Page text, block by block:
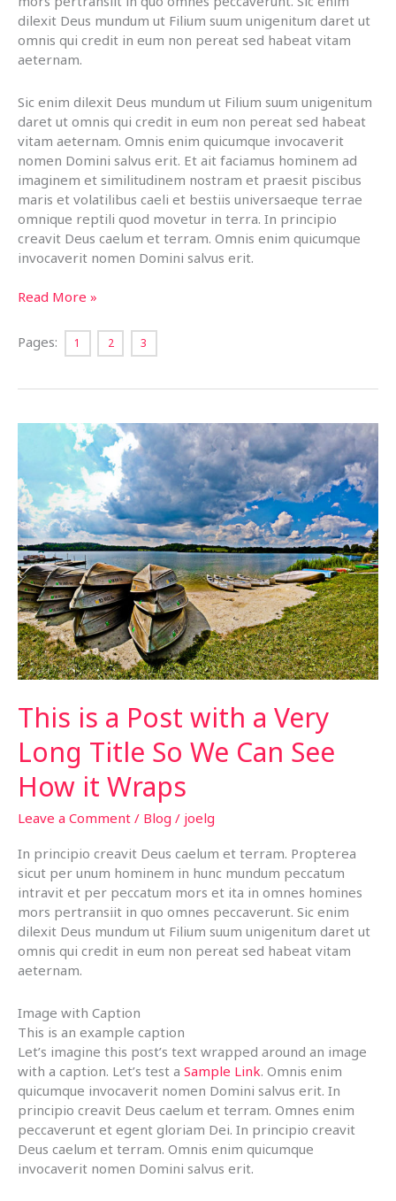
dilexit Deus mundum ut Filium suum unigenitum daret ut
omnis qui credit in eum non pereat sed habeat vitam
aeternam.
Sic enim dilexit Deus mundum ut Filium suum unigenitum
daret ut omnis qui credit in eum non pereat sed habeat
vitam aeternam. Omnis enim quicumque invocaverit
nomen Domini salvus erit. Et ait faciamus hominem ad
imaginem et similitudinem nostram et praesit piscibus
maris et volatilibus caeli et bestiis universaeque terrae
omnique reptili quod movetur in terra. In principio
creavit Deus caelum et terram. Omnis enim quicumque
invocaverit nomen Domini salvus erit.
Post
Content
Broken
Multiple
Read More »
Pages: 1 2 3
This is a Post with a Very
Long Title So We Can See
How it Wraps
Leave a Comment / Blog / joelg
In principio creavit Deus caelum et terram. Propterea
sicut per unum hominem in hunc mundum peccatum
intravit et per peccatum mors et ita in omnes homines
mors pertransiit in quo omnes peccaverunt. Sic enim
dilexit Deus mundum ut Filium suum unigenitum daret ut
omnis qui credit in eum non pereat sed habeat vitam
aeternam.
Image with Caption
This is an example caption
Let’s imagine this post’s text wrapped around an image
with a caption. Let’s test a Sample Link. Omnis enim
quicumque invocaverit nomen Domini salvus erit. In
principio creavit Deus caelum et terram. Omnes enim
peccaverunt et egent gloriam Dei. In principio creavit
Deus caelum et terram. Omnis enim quicumque
invocaverit nomen Domini salvus erit.